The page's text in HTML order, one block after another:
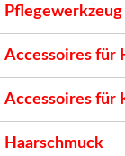
Pflegewerkzeug
Accessoires für
Accessoires für
Haarschmuck